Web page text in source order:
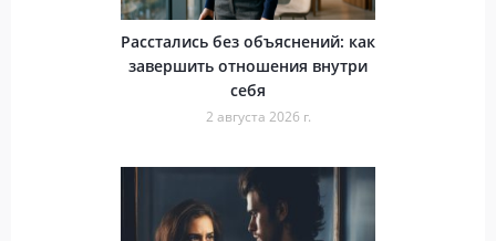
Расстались без объяснений: как
завершить отношения внутри
себя
2 августа 2026 г.